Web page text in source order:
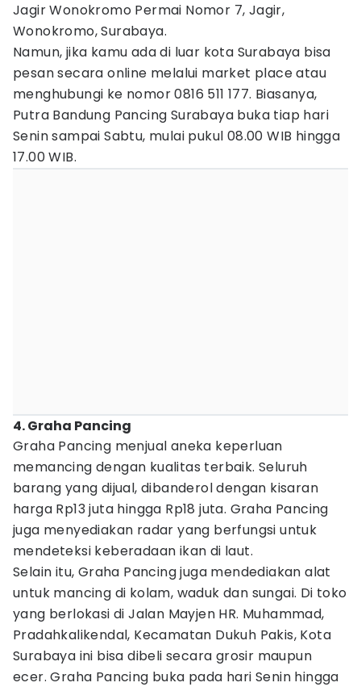
Jagir Wonokromo Permai Nomor 7, Jagir,
Wonokromo, Surabaya.
Namun, jika kamu ada di luar kota Surabaya bisa
pesan secara online melalui market place atau
menghubungi ke nomor 0816 511 177. Biasanya,
Putra Bandung Pancing Surabaya buka tiap hari
Senin sampai Sabtu, mulai pukul 08.00 WIB hingga
17.00 WIB.
4. Graha Pancing
Graha Pancing menjual aneka keperluan
memancing dengan kualitas terbaik. Seluruh
barang yang dijual, dibanderol dengan kisaran
harga Rp13 juta hingga Rp18 juta. Graha Pancing
juga menyediakan radar yang berfungsi untuk
mendeteksi keberadaan ikan di laut.
Selain itu, Graha Pancing juga mendediakan alat
untuk mancing di kolam, waduk dan sungai. Di toko
yang berlokasi di Jalan Mayjen HR. Muhammad,
Pradahkalikendal, Kecamatan Dukuh Pakis, Kota
Surabaya ini bisa dibeli secara grosir maupun
ecer. Graha Pancing buka pada hari Senin hingga